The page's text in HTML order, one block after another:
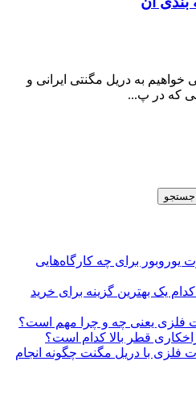
خواهیم به دریل مگنتی ایرانی و
که در پ...
جستجو
برای چه کارگاه‌هایی
Magpro 35 یا FE 35 DC کدام‌ یک بهترین گزینه برای خرید
فلزی یعنی چه و چرا مهم است؟
قطر بالا کدام است؟
با دریل مگنت چگونه انجام